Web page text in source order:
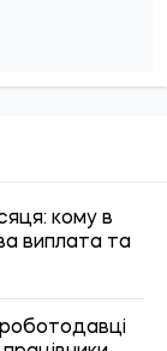
у 2026
плани та
не
в Україні